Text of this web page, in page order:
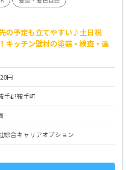
の予定も立てやすい♪土日祝
キッチン壁材の塗装・検査・運
円
手郡鞍手町
綜合キャリアオプション